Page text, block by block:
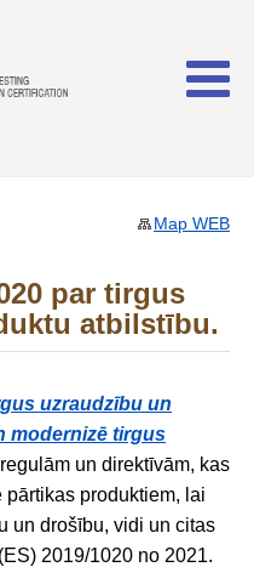
Map WEB
par tirgus
atbilstību.
uzraudzību un
modernizē tirgus
un direktīvām, kas
produktiem, lai
un drošību, vidi un citas
2019/1020 no 2021.